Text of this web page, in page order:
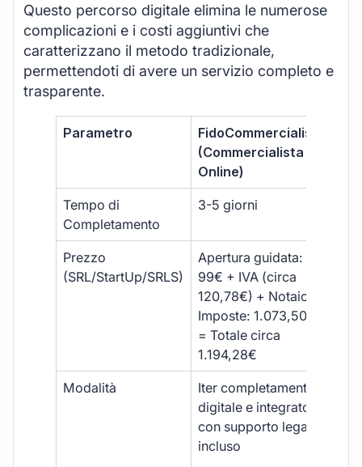
Questo percorso digitale elimina le numerose
complicazioni e i costi aggiuntivi che
caratterizzano il metodo tradizionale,
permettendoti di avere un servizio completo e
trasparente.
Parametro
FidoCommercialista
(Commercialista
Online)
Tempo di
Completamento
3-5 giorni
Prezzo
(SRL/StartUp/SRLS)
Apertura guidata:
99€ + IVA (circa
120,78€) + Notaio e
Imposte: 1.073,50€
= Totale circa
1.194,28€
Modalità
Iter completamente
digitale e integrato,
con supporto legale
incluso